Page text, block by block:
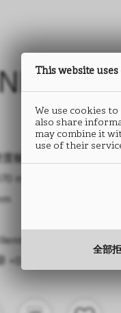
板
mm
+0.5 mm
This website uses
We use cookies
also share
may combine it
use of their
全部